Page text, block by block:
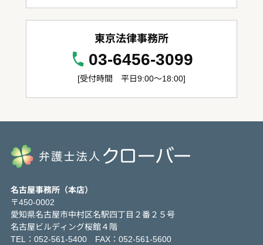
東京法律事務所
03-6456-3099
[受付時間 平日9:00～18:00]
名古屋事務所（本店）
〒450-0002
愛知県名古屋市中村区名駅四丁目２番２５号
名古屋ビルディング桜館４階
TEL：052-561-5400 FAX：052-561-5600